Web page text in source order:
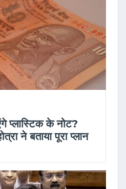
प्लास्टिक के नोट?
ने बताया पूरा प्लान